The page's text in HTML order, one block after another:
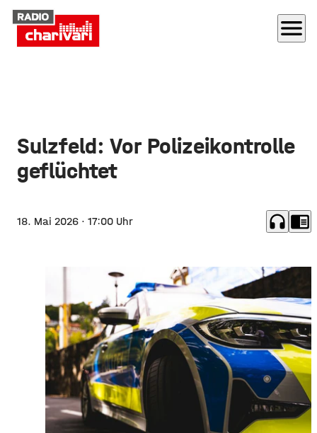
menu
Sulzfeld: Vor Polizeikontrolle
geflüchtet
18. Mai 2026 · 17:00 Uhr headphones chrome_reader_mode